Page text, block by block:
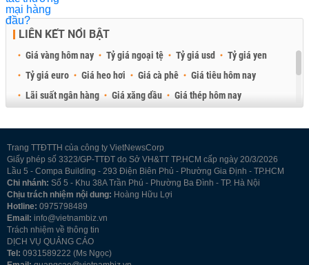
LIÊN KẾT NỔI BẬT
Giá vàng hôm nay Tỷ giá ngoại tệ Tỷ giá usd
Tỷ giá yen
Tỷ giá euro
Giá heo hơi Giá cà phê
Giá tiêu hôm nay
Lãi suất ngân hàng
Giá xăng dầu
Giá thép hôm nay
Trang TTĐTTH của công ty VietNewsCorp
Giấy phép số 3323/GP-TTĐT do Sở VH&TT TP.HCM cấp ngày 20/3/2026
Lầu 5 - Compa Building - 293 Điện Biên Phủ - Phường Gia Định - TP.HCM
Chi nhánh: Số 5 - Khu 38A Trần Phú - Phường Ba Đình - TP. Hà Nội
Chịu trách nhiệm nội dung: Hoàng Hữu Lợi
Hotline: 0975798489
Email: info@vietnambiz.vn
Trách nhiệm về thông tin
DỊCH VỤ QUẢNG CÁO
Tel: 0931589222 (Ms Ngọc)